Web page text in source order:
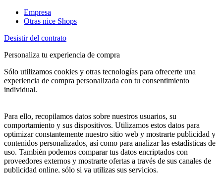
Empresa
Otras nice Shops
Desistir del contrato
Personaliza tu experiencia de compra
Sólo utilizamos cookies y otras tecnologías para ofrecerte una
experiencia de compra personalizada con tu consentimiento
individual.
Para ello, recopilamos datos sobre nuestros usuarios, su
comportamiento y sus dispositivos. Utilizamos estos datos para
optimizar constantemente nuestro sitio web y mostrarte publicidad y
contenidos personalizados, así como para analizar las estadísticas de
uso. También podemos comparar tus datos encriptados con
proveedores externos y mostrarte ofertas a través de sus canales de
publicidad online, sólo si ya utilizas sus servicios.